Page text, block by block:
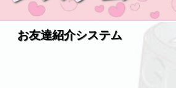
お友達紹介システム